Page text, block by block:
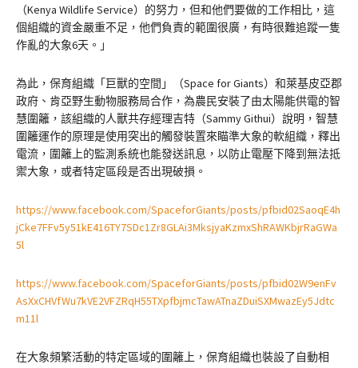
（Kenya Wildlife Service）的努力，但和他們要做的工作相比，這
個組織的資金嚴重不足，他們負責的範圍很廣，有時很難追蹤一隻
作亂的大象6天。」
為此，保育組織「巨獸的空間」（Space for Giants）和萊基皮亞郡
政府、肯亞野生動物服務局合作，為農民安裝了由太陽能供電的智
慧圍籬，該組織的人獸共存經理吉特（Sammy Githui）說明，智慧
圍籬運作的原理是使用突出的觸發裝置來瞄準大象的軟組織，釋出
電流，圍籬上的監測系統也能發送訊息，以防止電壓下降到無法抵
禦大象，或者特定區段是否出現破損。
https://www.facebook.com/SpaceforGiants/posts/pfbid02SaoqE4h
jCke7FFv5y51kE416TY7SDc1Zr8GLAi3MksjyaKzmxShRAWKbjrRaGWa
5l
https://www.facebook.com/SpaceforGiants/posts/pfbid02W9enFv
AsXxCHVfWu7kVE2VFZRqH55TXpfbjmcTawATnaZDuiSXMwazEy5Jdtc
m11l
在大象頻繁活動的特定區域的圍籬上，保育組織也裝設了自動相